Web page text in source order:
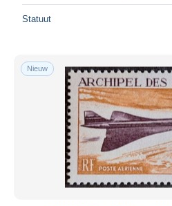
Statuut
Nieuw